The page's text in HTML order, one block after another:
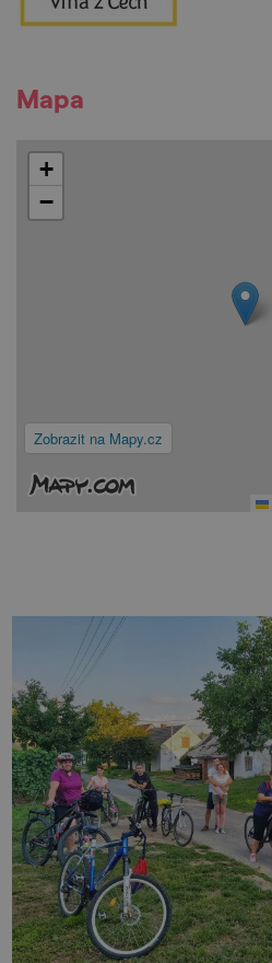
Mapa
Zobrazit na Mapy.cz
+
−